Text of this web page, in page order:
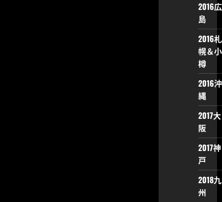
2016広
島
2016札
幌＆小
樽
2016沖
縄
2017大
阪
2017神
戸
2018九
州